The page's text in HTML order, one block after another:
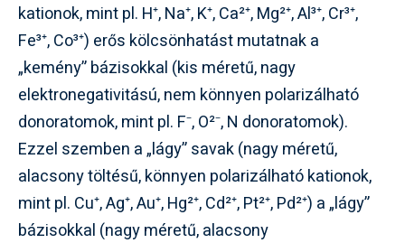
kationok, mint pl. H⁺, Na⁺, K⁺, Ca²⁺, Mg²⁺, Al³⁺, Cr³⁺,
Fe³⁺, Co³⁺) erős kölcsönhatást mutatnak a
„kemény” bázisokkal (kis méretű, nagy
elektronegativitású, nem könnyen polarizálható
donoratomok, mint pl. F⁻, O²⁻, N donoratomok).
Ezzel szemben a „lágy” savak (nagy méretű,
alacsony töltésű, könnyen polarizálható kationok,
mint pl. Cu⁺, Ag⁺, Au⁺, Hg²⁺, Cd²⁺, Pt²⁺, Pd²⁺) a „lágy”
bázisokkal (nagy méretű, alacsony